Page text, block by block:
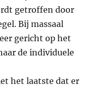
getroffen door
Bij massaal
gericht op het
de individuele
het laatste dat er